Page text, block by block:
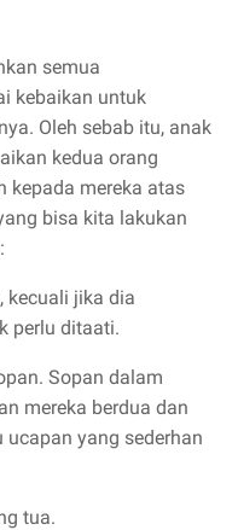
semua
kebaikan untuk
Oleh sebab itu, anak
kedua orang
kepada mereka atas
bisa kita lakukan
kecuali jika dia
perlu ditaati.
Sopan dalam
mereka berdua dan
yang sederhan
tua.